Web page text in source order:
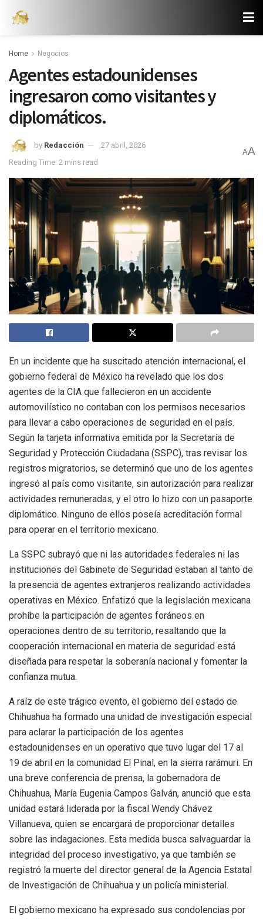
Home Negocios
Agentes estadounidenses
ingresaron como visitantes y
diplomáticos.
by Redacción
27 abril, 2026
Reading Time: 2 mins read
AA
En un incidente que ha suscitado atención internacional, el
gobierno federal de México ha revelado que los dos
agentes de la CIA que fallecieron en un accidente
automovilístico no contaban con los permisos necesarios
para llevar a cabo operaciones de seguridad en el país.
Según la tarjeta informativa emitida por la Secretaría de
Seguridad y Protección Ciudadana (SSPC), tras revisar los
registros migratorios, se determinó que uno de los agentes
ingresó al país como visitante, sin autorización para realizar
actividades remuneradas, y el otro lo hizo con un pasaporte
diplomático. Ninguno de ellos poseía acreditación formal
para operar en el territorio mexicano.
La SSPC subrayó que ni las autoridades federales ni las
instituciones del Gabinete de Seguridad estaban al tanto de
la presencia de agentes extranjeros realizando actividades
operativas en México. Enfatizó que la legislación mexicana
prohíbe la participación de agentes foráneos en
operaciones dentro de su territorio, resaltando que la
cooperación internacional en materia de seguridad está
diseñada para respetar la soberanía nacional y fomentar la
confianza mutua.
A raíz de este trágico evento, el gobierno del estado de
Chihuahua ha formado una unidad de investigación especial
para aclarar la participación de los agentes
estadounidenses en un operativo que tuvo lugar del 17 al
19 de abril en la comunidad El Pinal, en la sierra rarámuri. En
una breve conferencia de prensa, la gobernadora de
Chihuahua, María Eugenia Campos Galván, anunció que esta
unidad estará liderada por la fiscal Wendy Chávez
Villanueva, quien se encargará de proporcionar detalles
sobre las indagaciones. Esta medida busca salvaguardar la
integridad del proceso investigativo, ya que también se
registró la muerte del director general de la Agencia Estatal
de Investigación de Chihuahua y un policía ministerial.
El gobierno mexicano ha expresado sus condolencias por